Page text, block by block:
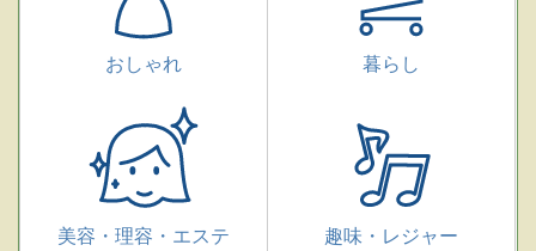
おしゃれ 暮らし
美容・理容・エステ 趣味・レジャー